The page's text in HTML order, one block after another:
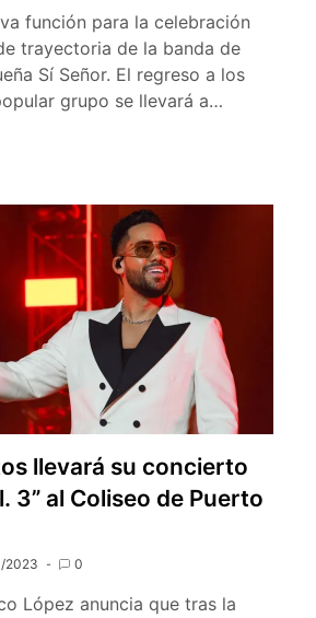
función para la celebración
trayectoria de la banda de
Sí Señor. El regreso a los
grupo se llevará a…
llevará su concierto
3” al Coliseo de Puerto
2023 0
López anuncia que tras la